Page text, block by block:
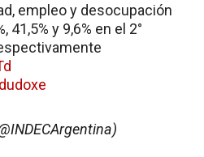
empleo y desocupación
41,5% y 9,6% en el 2°